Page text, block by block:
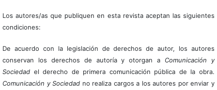
Los autores/as que publiquen en esta revista aceptan las siguientes
condiciones:
De acuerdo con la legislación de derechos de autor, los autores
conservan los derechos de autoría y otorgan a Comunicación y
Sociedadel derecho de primera comunicación pública de la obra.
Comunicación y Sociedad no realiza cargos a los autores por enviar y